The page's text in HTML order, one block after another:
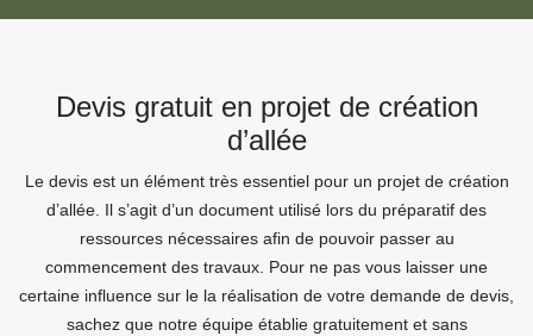
Devis gratuit en projet de création
d’allée
Le devis est un élément très essentiel pour un projet de création
d’allée. Il s’agit d’un document utilisé lors du préparatif des
ressources nécessaires afin de pouvoir passer au
commencement des travaux. Pour ne pas vous laisser une
certaine influence sur le la réalisation de votre demande de devis,
sachez que notre équipe établie gratuitement et sans